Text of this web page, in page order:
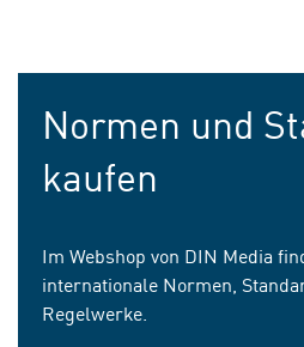
Normen und
kaufen
Im Webshop von DIN Media
internationale Normen,
Regelwerke.